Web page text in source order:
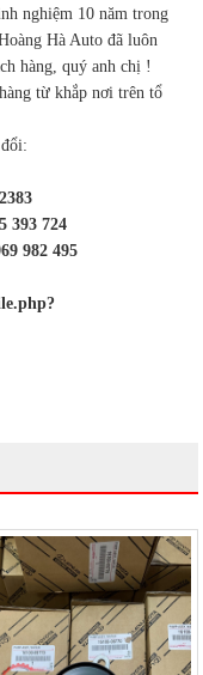
đổi:
393 724
982 495